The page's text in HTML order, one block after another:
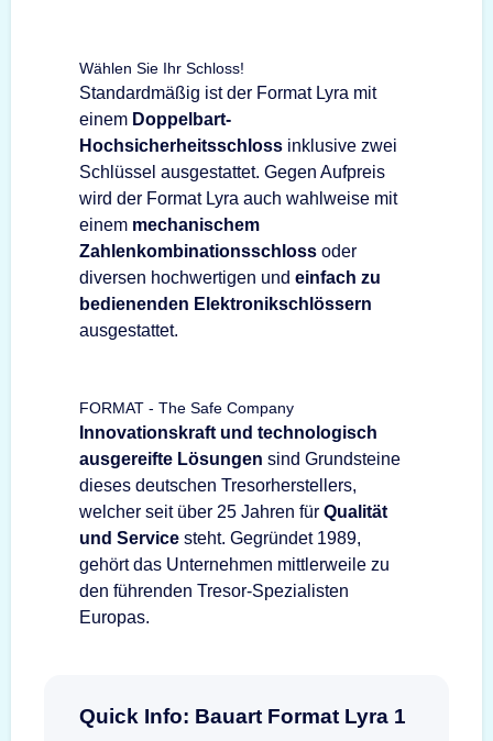
Wählen Sie Ihr Schloss!
Standardmäßig ist der Format Lyra mit
einem Doppelbart-
Hochsicherheitsschloss inklusive zwei
Schlüssel ausgestattet. Gegen Aufpreis
wird der Format Lyra auch wahlweise mit
einem mechanischem
Zahlenkombinationsschloss oder
diversen hochwertigen und einfach zu
bedienenden Elektronikschlössern
ausgestattet.
FORMAT - The Safe Company
Innovationskraft und technologisch
ausgereifte Lösungen sind Grundsteine
dieses deutschen Tresorherstellers,
welcher seit über 25 Jahren für Qualität
und Service steht. Gegründet 1989,
gehört das Unternehmen mittlerweile zu
den führenden Tresor-Spezialisten
Europas.
Quick Info: Bauart Format Lyra 1